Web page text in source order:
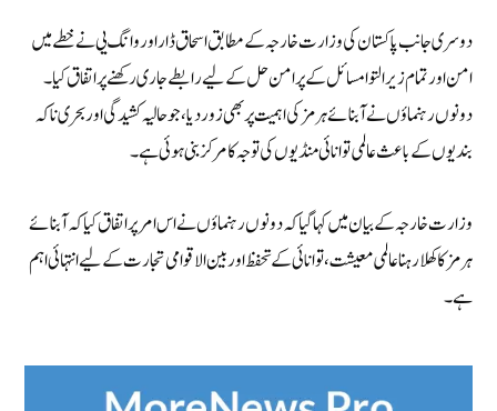
دوسری جانب پاکستان کی وزارت خارجہ کے مطابق اسحاق ڈار اور وانگ یی نے خطے میں
امن اور تمام زیر التوا مسائل کے پرامن حل کے لیے رابطے جاری رکھنے پر اتفاق کیا۔
دونوں رہنماؤں نے آبنائے ہرمز کی اہمیت پر بھی زور دیا، جو حالیہ کشیدگی اور بحری ناکہ
بندیوں کے باعث عالمی توانائی منڈیوں کی توجہ کا مرکز بنی ہوئی ہے۔
وزارت خارجہ کے بیان میں کہا گیا کہ دونوں رہنماؤں نے اس امر پر اتفاق کیا کہ آبنائے
ہرمز کا کھلا رہنا عالمی معیشت، توانائی کے تحفظ اور بین الاقوامی تجارت کے لیے انتہائی اہم
ہے۔